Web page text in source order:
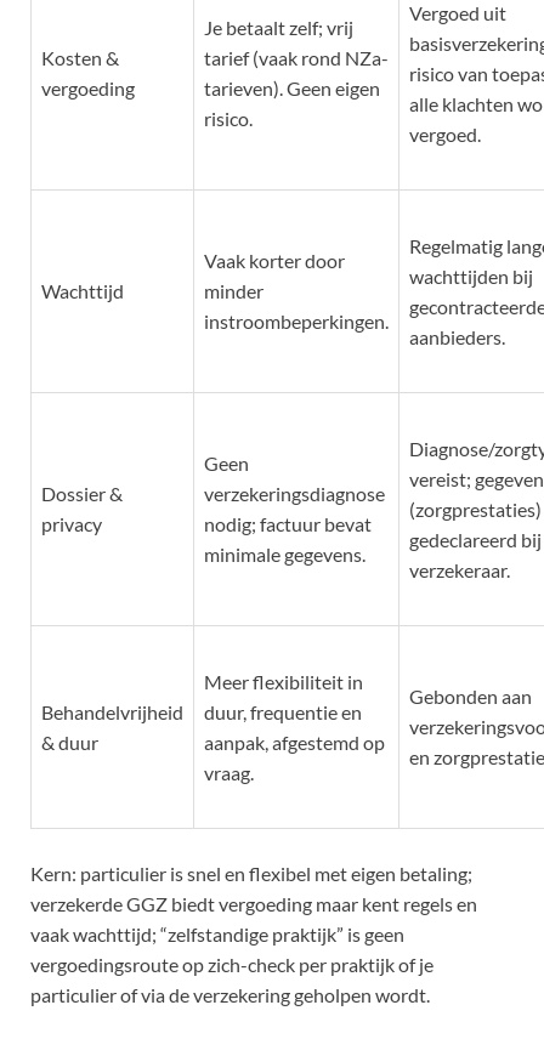
Kosten &
vergoeding
Je betaalt zelf; vrij
tarief (vaak rond NZa-
tarieven). Geen eigen
risico.
Vergoed uit
risico van
alle klachten
vergoed.
Wachttijd
Vaak korter door
minder
instroombeperkingen.
Regelmatig
wachttijden bij
aanbieders.
Dossier &
privacy
Geen
verzekeringsdiagnose
nodig; factuur bevat
minimale gegevens.
Diagnose/
vereist;
gedeclareerd bij
verzekeraar.
Behandelvrijheid
& duur
Meer flexibiliteit in
duur, frequentie en
aanpak, afgestemd op
vraag.
Gebonden aan
en
Kern: particulier is snel en flexibel met eigen betaling;
verzekerde GGZ biedt vergoeding maar kent regels en
vaak wachttijd; “zelfstandige praktijk” is geen
vergoedingsroute op zich-check per praktijk of je
particulier of via de verzekering geholpen wordt.